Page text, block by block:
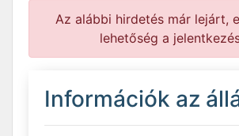
Az alábbi hirdetés már lejárt,
lehetőség a
Információk az